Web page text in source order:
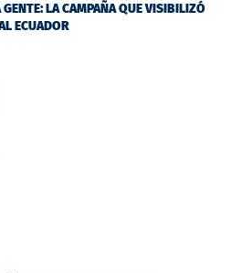
LA CAMPAÑA QUE VISIBILIZÓ
ECUADOR